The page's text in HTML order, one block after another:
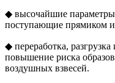
◆ высочайшие
поступающие прямиком
◆ переработка,
повышение риска
воздушных взвесей.